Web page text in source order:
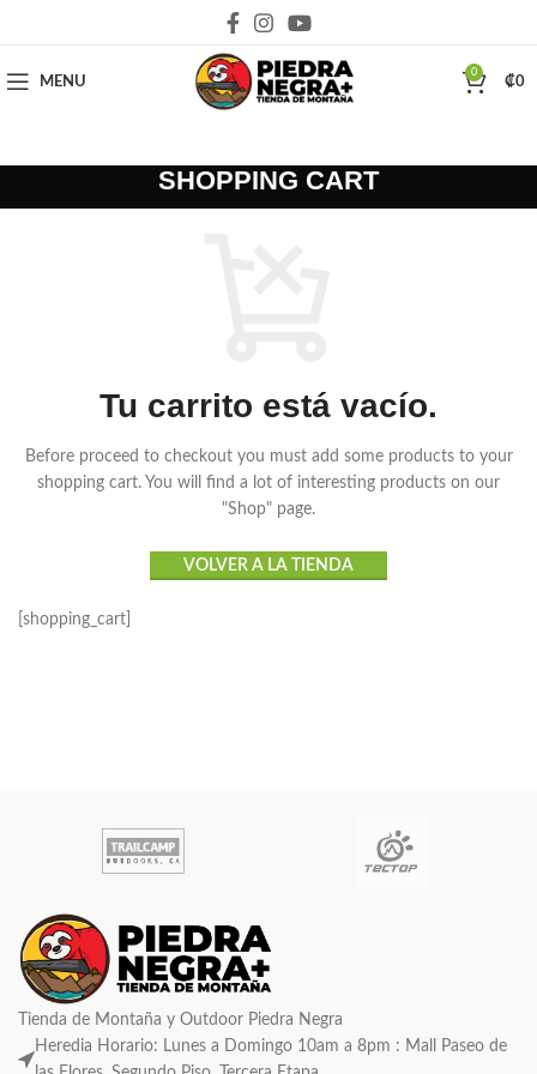
MENU
0
₡0
SHOPPING CART
Tu carrito está vacío.
Before proceed to checkout you must add some products to your
shopping cart. You will find a lot of interesting products on our
"Shop" page.
VOLVER A LA TIENDA
[shopping_cart]
Tienda de Montaña y Outdoor Piedra Negra
Heredia Horario: Lunes a Domingo 10am a 8pm : Mall Paseo de
Deja que la montaña sea parte de tu vida